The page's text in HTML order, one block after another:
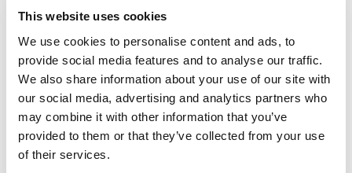
This website uses cookies
We use cookies to personalise content and ads, to
provide social media features and to analyse our traffic.
We also share information about your use of our site with
our social media, advertising and analytics partners who
may combine it with other information that you’ve
provided to them or that they’ve collected from your use
of their services.